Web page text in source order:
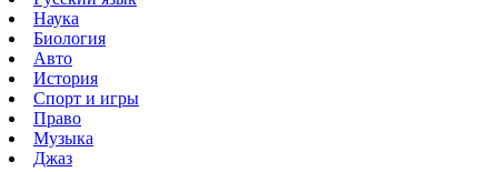
Наука
Биология
Авто
История
Спорт и игры
Право
Музыка
Джаз